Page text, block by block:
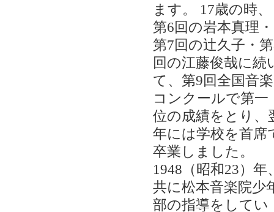
ます。 17歳の時、
第6回の岩本真理・
第7回の辻久子・
回の江藤俊哉に続
て、第9回全国音楽
コンクールで第一
位の成績をとり、
年には学校を首席
卒業しました。
1948（昭和23）年
共に松本音楽院少
部の指導をしてい